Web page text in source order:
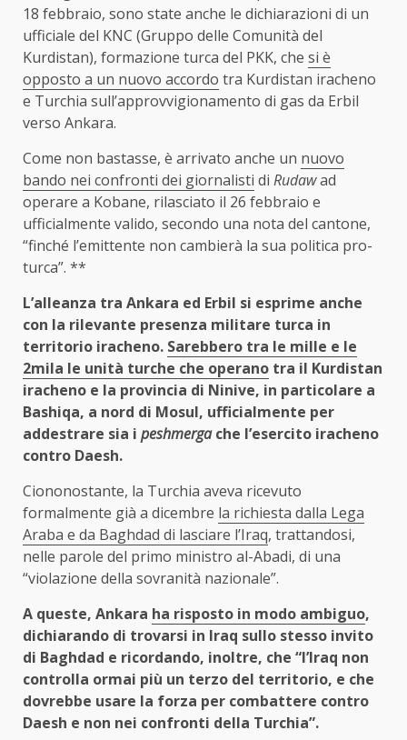
18 febbraio, sono state anche le dichiarazioni di un
ufficiale del KNC (Gruppo delle Comunità del
Kurdistan), formazione turca del PKK, che si è
opposto a un nuovo accordo tra Kurdistan iracheno
e Turchia sull’approvvigionamento di gas da Erbil
verso Ankara.
Come non bastasse, è arrivato anche un nuovo
bando nei confronti dei giornalisti di Rudawad
operare a Kobane, rilasciato il 26 febbraio e
ufficialmente valido, secondo una nota del cantone,
“finché l’emittente non cambierà la sua politica pro-
turca”. **
L’alleanza tra Ankara ed Erbil si esprime anche
con la rilevante presenza militare turca in
territorio iracheno. Sarebbero tra le mille e le
2mila le unità turche che operano tra il Kurdistan
iracheno e la provincia di Ninive, in particolare a
Bashiqa, a nord di Mosul, ufficialmente per
addestrare sia i peshmergache l’esercito iracheno
contro Daesh.
Ciononostante, la Turchia aveva ricevuto
formalmente già a dicembre la richiesta dalla Lega
Araba e da Baghdad di lasciare l’Iraq, trattandosi,
nelle parole del primo ministro al-Abadi, di una
“violazione della sovranità nazionale”.
A queste, Ankara ha risposto in modo ambiguo,
dichiarando di trovarsi in Iraq sullo stesso invito
di Baghdad e ricordando, inoltre, che “l’Iraq non
controlla ormai più un terzo del territorio, e che
dovrebbe usare la forza per combattere contro
Daesh e non nei confronti della Turchia”.